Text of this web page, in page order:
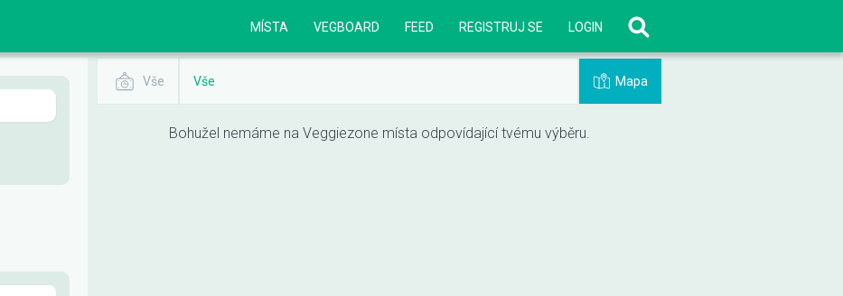
MÍSTA VEGBOARD FEED REGISTRUJ SE LOGIN
Vše Vše Mapa
Bohužel nemáme na Veggiezone místa odpovídající tvému výběru.